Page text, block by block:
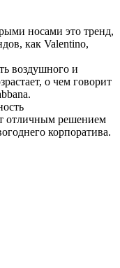
носами это тренд,
как Valentino,
воздушного и
о чем говорит
отличным решением
корпоратива.